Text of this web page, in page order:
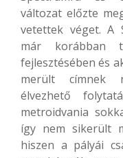
változat előzte
vetettek véget. A
már korábban
fejlesztésében és
merült címnek
élvezhető
metroidvania
így nem sikerült
hiszen a pályái